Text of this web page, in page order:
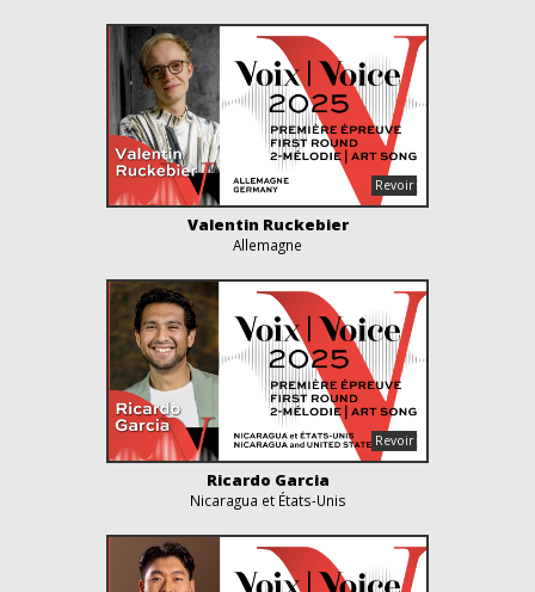
Valentin Ruckebier
Allemagne
Ricardo Garcia
Nicaragua et États-Unis